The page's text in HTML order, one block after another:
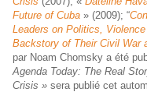
Future of Cuba » (2009); “
Leaders on Politics,
Backstory of Their Civil War
par Noam Chomsky a été
Agenda Today: The Real
Crisis » sera publié cet